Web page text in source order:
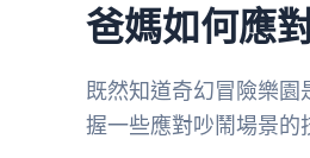
爸媽如何應
既然知道奇幻冒險樂
握一些應對吵鬧場景的